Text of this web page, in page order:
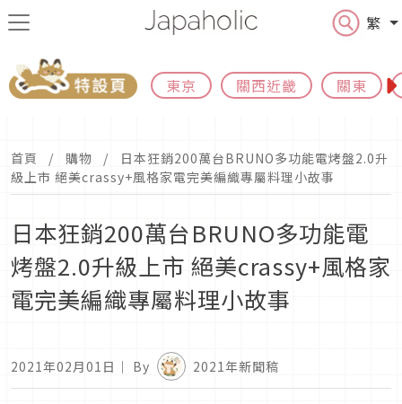
繁
東京 關西近畿 關東
首頁 購物
日本狂銷200萬台BRUNO多功能電烤盤2.0升
級上市 絕美crassy+風格家電完美編織專屬料理小故事
日本狂銷200萬台BRUNO多功能電
烤盤2.0升級上市 絕美crassy+風格家
電完美編織專屬料理小故事
2021年02月01日 ｜ By 2021年新聞稿